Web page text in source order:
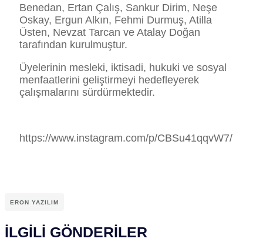
Benedan, Ertan Çalış, Sankur Dirim, Neşe
Oskay, Ergun Alkın, Fehmi Durmuş, Atilla
Üsten, Nevzat Tarcan ve Atalay Doğan
tarafından kurulmuştur.
Üyelerinin mesleki, iktisadi, hukuki ve sosyal
menfaatlerini geliştirmeyi hedefleyerek
çalışmalarını sürdürmektedir.
https://www.instagram.com/p/CBSu41qqvW7/
ERON YAZILIM
İLGİLİ GÖNDERİLER